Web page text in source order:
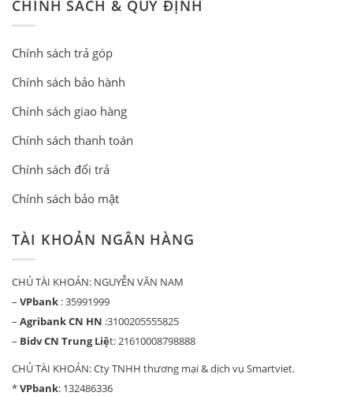
CHÍNH SÁCH & QUY ĐỊNH
Chính sách trả góp
Chính sách bảo hành
Chính sách giao hàng
Chính sách thanh toán
Chính sách đổi trả
Chính sách bảo mật
TÀI KHOẢN NGÂN HÀNG
CHỦ TÀI KHOẢN: NGUYỄN VĂN NAM
– VPbank : 35991999
– Agribank CN HN :3100205555825
– Bidv CN Trung Liệt: 21610008798888
CHỦ TÀI KHOẢN: Cty TNHH thương mại & dịch vụ Smartviet.
*VPbank: 132486336